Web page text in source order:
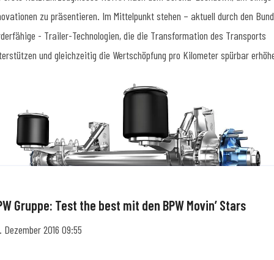
zu präsentieren. Im Mittelpunkt stehen – aktuell durch den Bund
- Trailer-Technologien, die die Transformation des Transports
und gleichzeitig die Wertschöpfung pro Kilometer spürbar
Gruppe: Test the best mit den BPW Movin’ Stars
Dezember 2016 09:55